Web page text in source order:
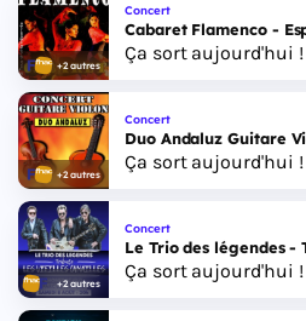
+2 autres
Concert
Cabaret Flamenco -
Ça sort aujourd'hui !
+2 autres
Concert
Duo Andaluz Guitare
Ça sort aujourd'hui !
+2 autres
Concert
Le Trio des légendes -
Ça sort aujourd'hui !